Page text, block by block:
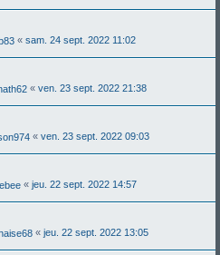
« sam. 24 sept. 2022 11:02
« ven. 23 sept. 2022 21:38
« ven. 23 sept. 2022 09:03
« jeu. 22 sept. 2022 14:57
« jeu. 22 sept. 2022 13:05